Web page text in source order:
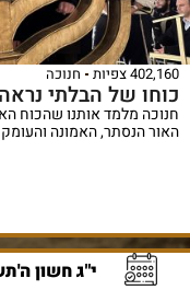
402,160 צפיות חנוכה
כוחו של הבלתי
חנוכה מלמד אותנו שהכוח
האור הנסתר, האמונה
י"ג חשון